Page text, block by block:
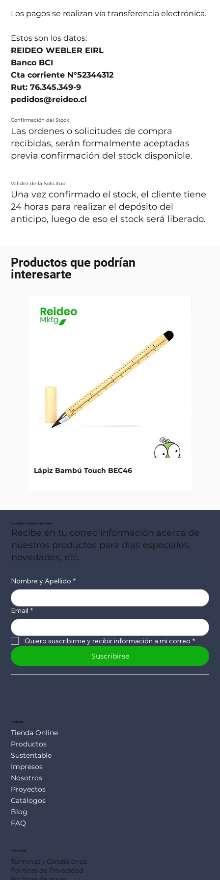
Los pagos se realizan vía transferencia electrónica.
Estos son los datos:
REIDEO WEBLER EIRL
Banco BCI
Cta corriente N°52344312
Rut: 76.345.349-9
pedidos@reideo.cl
Confirmación del Stock
Las ordenes o solicitudes de compra
recibidas, serán formalmente aceptadas
previa confirmación del stock disponible.
Validez de la Solicitud
Una vez confirmado el stock, el cliente tiene
24 horas para realizar el depósito del
anticipo, luego de eso el stock será liberado.
Productos que podrían
interesarte
Lápiz Bambú Touch BEC46
Suscribete a Nuestro Newsletter
Recibe en tu correo información acerca de
nuestros productos para días especiales,
novedades, etc.
Nombre y Apellido *
Email *
Quiero suscribirme y recibir información a mi correo *
Suscribirse
Productos
Tienda Online
Productos
Sustentable
Impresos
Nosotros
Proyectos
Catálogos
Blog
FAQ
Información
Terminos y Condiciones
Políticas de Privacidad